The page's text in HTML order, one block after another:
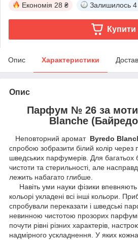
Економія 28 ₴ Залишилось 4
Купити
Опис Характеристики
Опис
Парфум № 26 за
Blanche
Неповторний аромат Byredo
спробою зобразити білий колір через
шведських парфумерів. Для
чистоти та стерильності, але
лежить набагато глибше.
Навіть уми науки фізики
кольорі укладені всі інші кольори.
спробували переказати і шведські
невинною чистотою прозорих
почути рівні різних характерів,
надмірного ускладнення. У яких